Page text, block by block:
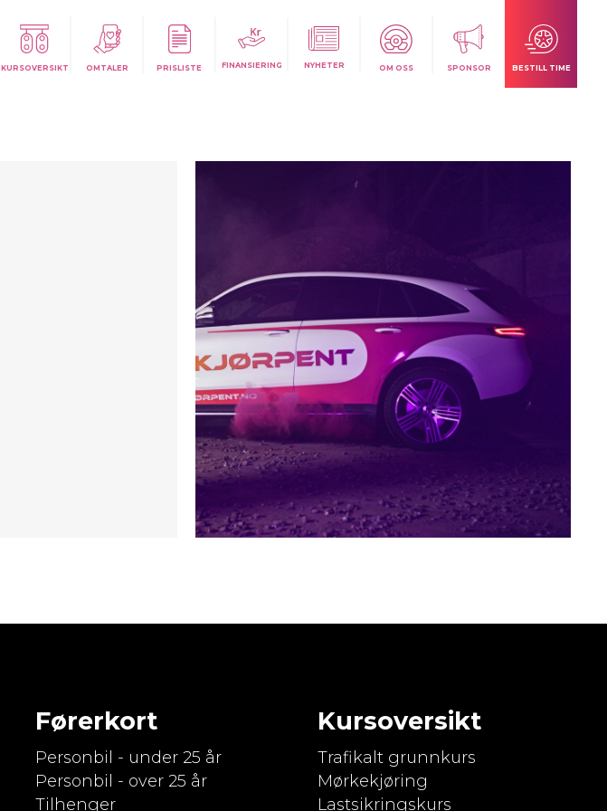
KURSOVERSIKT OMTALER PRISLISTE FINANSIERING NYHETER OM OSS SPONSOR BESTILL TIME
Førerkort
Personbil - under 25 år
Personbil - over 25 år
Tilhenger
Kursoversikt
Trafikalt grunnkurs
Mørkekjøring
Lastsikringskurs